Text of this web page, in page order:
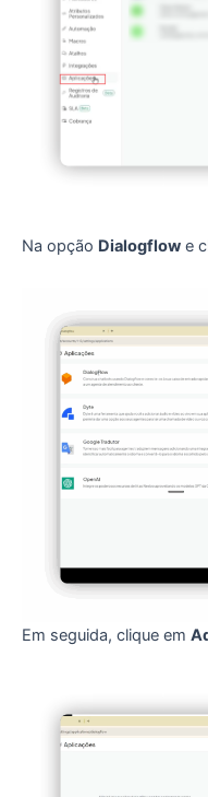
Na opção Dialogflow e
Em seguida, clique em